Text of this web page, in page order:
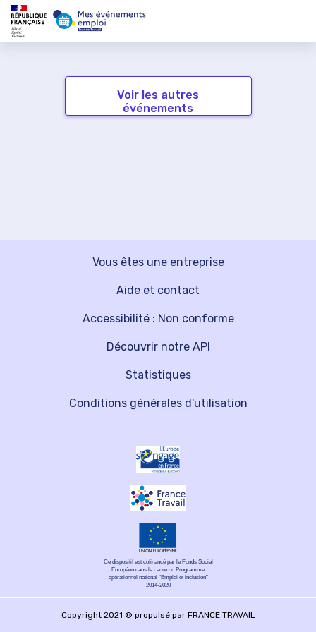
Voir les autres
événements
Vous êtes une entreprise
Découvrir notre API
Aide et contact
Statistiques
Accessibilité : Non conforme
Conditions générales d'utilisation
Ce dispositif est cofinancé par le Fonds Social
Européen dans le cadre du Programme
opérationnel national "Emploi et inclusion"
2014-2020
Copyright 2021 © propulsé par FRANCE TRAVAIL